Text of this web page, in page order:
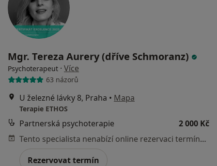
Mgr. Tereza Aurery (dříve Schmoranz)
Psychoterapeut · Více
63 názorů
U železné lávky 8, Praha • Mapa
Terapie ETHOS
Partnerská psychoterapie
2 000 Kč
Tento specialista nenabízí online rezervaci termínu na této adrese.
Rezervovat termín